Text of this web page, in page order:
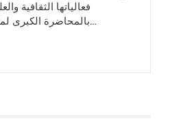
فعالياتها الثقافية
بالمحاضرة الكبرى لمغال…